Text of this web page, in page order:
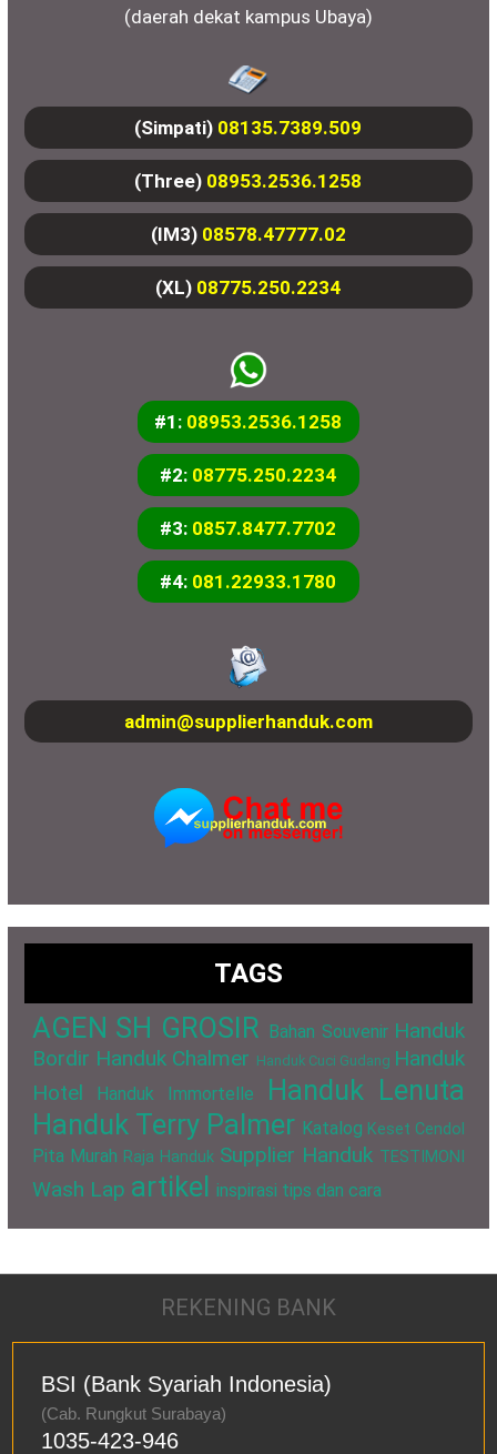
(daerah dekat kampus Ubaya)
(Simpati) 08135.7389.509
(Three) 08953.2536.1258
(IM3) 08578.47777.02
(XL) 08775.250.2234
#1: 08953.2536.1258
#2: 08775.250.2234
#3: 0857.8477.7702
#4: 081.22933.1780
admin@supplierhanduk.com
TAGS
AGEN SH GROSIR Bahan Souvenir Handuk
Bordir Handuk Chalmer Handuk Cuci Gudang Handuk
Hotel
Handuk Immortelle
Handuk Lenuta
Handuk Terry Palmer Katalog Keset Cendol
Pita Murah Raja Handuk Supplier Handuk TESTIMONI
Wash Lap artikel inspirasi tips dan cara
REKENING BANK
BSI (Bank Syariah Indonesia)
(Cab. Rungkut Surabaya)
1035-423-946